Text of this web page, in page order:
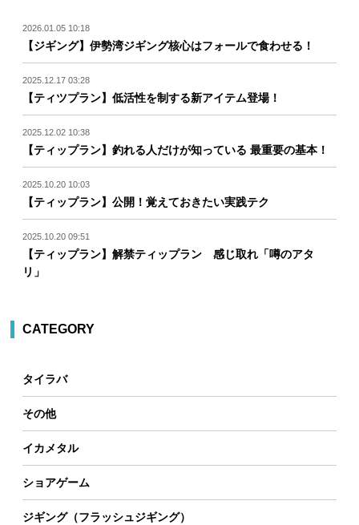
2026.01.05 10:18
【ジギング】伊勢湾ジギング核心はフォールで食わせる！
2025.12.17 03:28
【ティツプラン】低活性を制する新アイテム登場！
2025.12.02 10:38
【ティップラン】釣れる人だけが知っている 最重要の基本！
2025.10.20 10:03
【ティップラン】公開！覚えておきたい実践テク
2025.10.20 09:51
【ティップラン】解禁ティップラン 感じ取れ「噂のアタ
リ」
CATEGORY
タイラバ
その他
イカメタル
ショアゲーム
ジギング（フラッシュジギング）